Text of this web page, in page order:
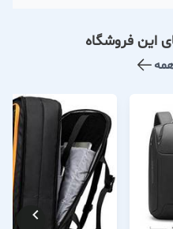
این فروشگاه